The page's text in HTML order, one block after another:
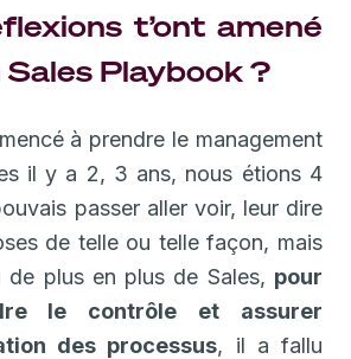
t’ont amené
Playbook ?
à prendre le management
il y a 2, 3 ans, nous étions 4
passer aller voir, leur dire
de telle ou telle façon, mais
plus en plus de Sales, pour
le contrôle et assurer
des processus, il a fallu